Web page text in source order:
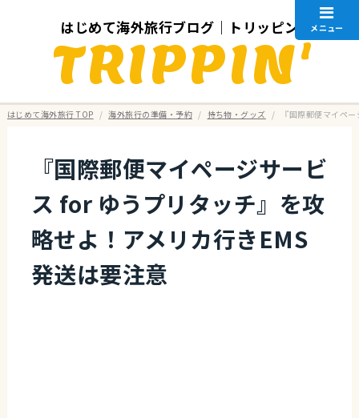
はじめて海外旅行ブログ｜トリッピン
TRIPPIN'
はじめて海外旅行 TOP / 海外旅行の準備・予約 / 持ち物・グッズ / 『国際郵便マイペ
『国際郵便マイページサービ
ス for ゆうプリタッチ』を攻
略せよ！アメリカ行きEMS
発送は要注意
メニュー